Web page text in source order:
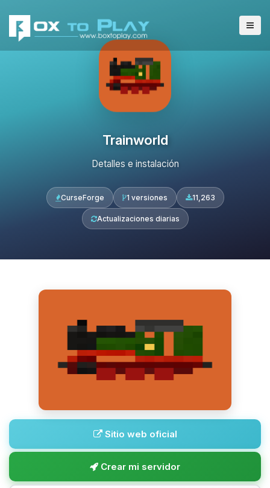
Trainworld
Detalles e instalación
CurseForge 1 versiones 11,263
Actualizaciones diarias
Sitio web oficial
Crear mi servidor